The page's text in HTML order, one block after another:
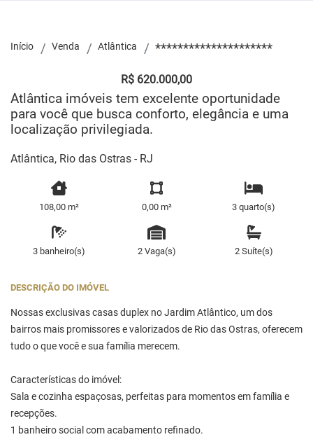
Início Venda Atlântica *********************
R$ 620.000,00
Atlântica imóveis tem excelente oportunidade
para você que busca conforto, elegância e uma
localização privilegiada.
Atlântica, Rio das Ostras - RJ
108,00 m² 0,00 m² 3 quarto(s)
3 banheiro(s) 2 Vaga(s) 2 Suíte(s)
DESCRIÇÃO DO IMÓVEL
Nossas exclusivas casas duplex no Jardim Atlântico, um dos
bairros mais promissores e valorizados de Rio das Ostras, oferecem
tudo o que você e sua família merecem.
Características do imóvel:
Sala e cozinha espaçosas, perfeitas para momentos em família e
recepções.
1 banheiro social com acabamento refinado.